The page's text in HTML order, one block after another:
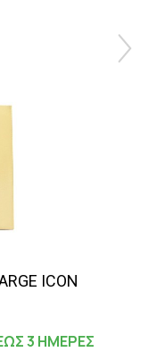
ICON
3 ΗΜΕΡΕΣ